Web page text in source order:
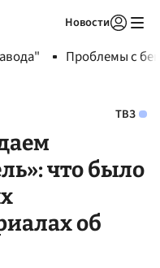
Новости
Проблемы с
ТВЗ
что было
об